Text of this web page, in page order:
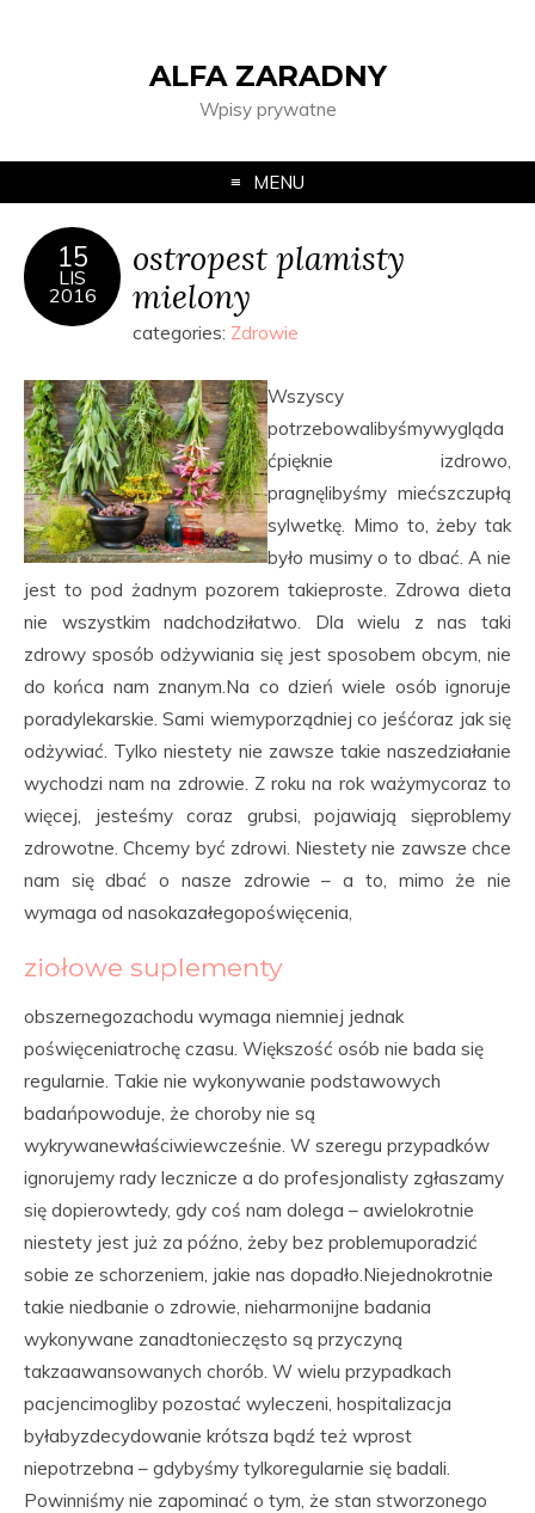
ALFA ZARADNY
Wpisy prywatne
MENU
15
LIS
2016
ostropest plamisty
mielony
categories: Zdrowie
Wszyscy
potrzebowalibyśmywygląda
ćpięknie izdrowo,
pragnęlibyśmy miećszczupłą
sylwetkę. Mimo to, żeby tak
było musimy o to dbać. A nie
jest to pod żadnym pozorem takieproste. Zdrowa dieta
nie wszystkim nadchodziłatwo. Dla wielu z nas taki
zdrowy sposób odżywiania się jest sposobem obcym, nie
do końca nam znanym.Na co dzień wiele osób ignoruje
poradylekarskie. Sami wiemyporządniej co jeśćoraz jak się
odżywiać. Tylko niestety nie zawsze takie naszedziałanie
wychodzi nam na zdrowie. Z roku na rok ważymycoraz to
więcej, jesteśmy coraz grubsi, pojawiają sięproblemy
zdrowotne. Chcemy być zdrowi. Niestety nie zawsze chce
nam się dbać o nasze zdrowie – a to, mimo że nie
wymaga od nasokazałegopoświęcenia,
ziołowe suplementy
obszernegozachodu wymaga niemniej jednak
poświęceniatrochę czasu. Większość osób nie bada się
regularnie. Takie nie wykonywanie podstawowych
badańpowoduje, że choroby nie są
wykrywanewłaściwiewcześnie. W szeregu przypadków
ignorujemy rady lecznicze a do profesjonalisty zgłaszamy
się dopierowtedy, gdy coś nam dolega – awielokrotnie
niestety jest już za późno, żeby bez problemuporadzić
sobie ze schorzeniem, jakie nas dopadło.Niejednokrotnie
takie niedbanie o zdrowie, nieharmonijne badania
wykonywane zanadtonieczęsto są przyczyną
takzaawansowanych chorób. W wielu przypadkach
pacjencimogliby pozostać wyleczeni, hospitalizacja
byłabyzdecydowanie krótsza bądź też wprost
niepotrzebna – gdybyśmy tylkoregularnie się badali.
Powinniśmy nie zapominać o tym, że stan stworzonego